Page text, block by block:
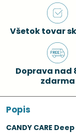
Všetok tovar
Doprava nad
zdarma
Popis
CANDY CARE